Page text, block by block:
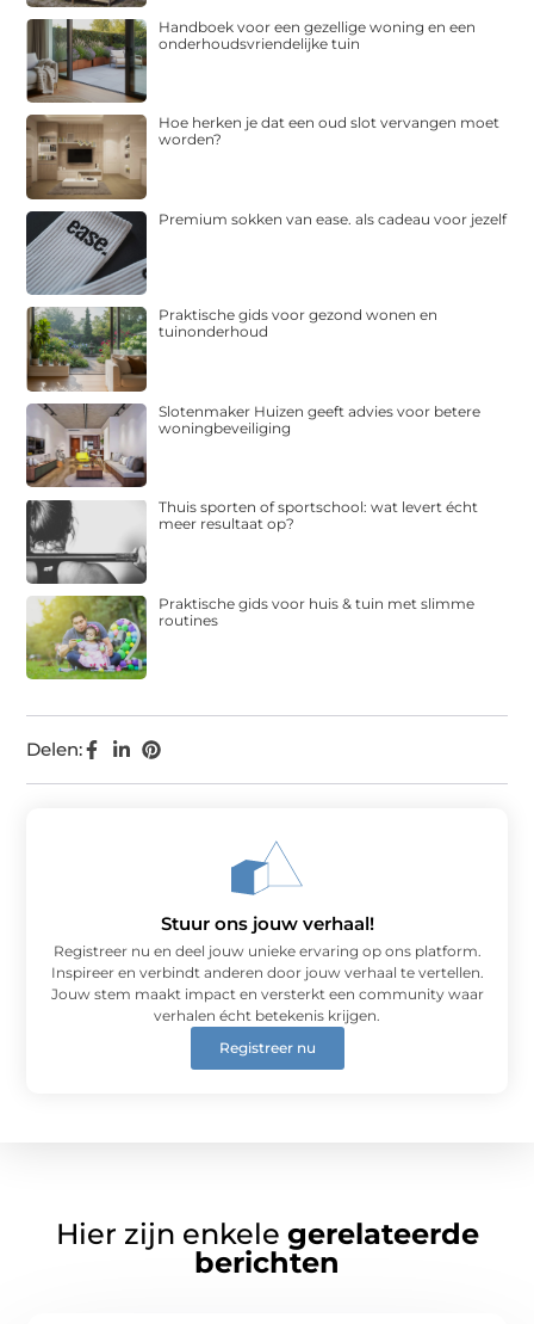
Delen:
Handboek voor een gezellige woning en een
onderhoudsvriendelijke tuin
Hoe herken je dat een oud slot vervangen moet
worden?
Premium sokken van ease. als cadeau voor jezelf
Praktische gids voor gezond wonen en
tuinonderhoud
Slotenmaker Huizen geeft advies voor betere
woningbeveiliging
Thuis sporten of sportschool: wat levert écht
meer resultaat op?
Praktische gids voor huis & tuin met slimme
routines
Stuur ons jouw verhaal!
Registreer nu en deel jouw unieke ervaring op ons platform.
Inspireer en verbindt anderen door jouw verhaal te vertellen.
Jouw stem maakt impact en versterkt een community waar
verhalen écht betekenis krijgen.
Registreer nu
Hier zijn enkele gerelateerde
berichten